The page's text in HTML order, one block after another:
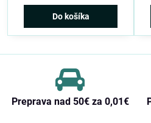
Do košíka
Preprava nad 50€ za 0,01€